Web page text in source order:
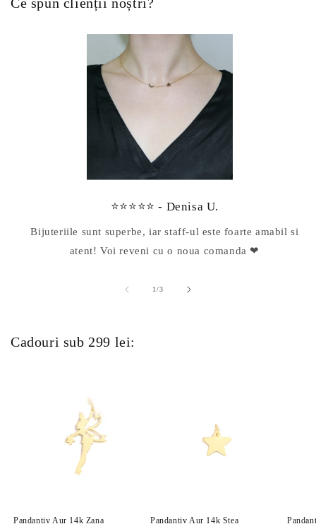
⭐⭐⭐⭐⭐ - Denisa U.
Bijuteriile sunt superbe, iar staff-ul este foarte amabil si
atent! Voi reveni cu o noua comanda ❤
1/din
3
Cadouri sub 299 lei:
Pandantiv Aur 14k Zana Pandantiv Aur 14k Stea